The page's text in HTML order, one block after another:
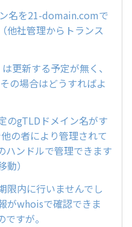
名を21-domain.comで
他社管理からトランス
更新する予定が無く、
の場合はどうすればよ
のgTLDドメイン名がす
の者により管理されて
ハンドルで管理できます
）
限内に行いませんでし
がwhoisで確認できま
すが。